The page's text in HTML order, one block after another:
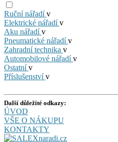
Ruční nářadív
Elektrické nářadív
Aku nářadív
Pneumatické nářadív
Zahradní technika v
Automobilové nářadív
Ostatnív
Příslušenstvív
Další důležité odkazy:
ÚVOD
VŠE O NÁKUPU
KONTAKTY